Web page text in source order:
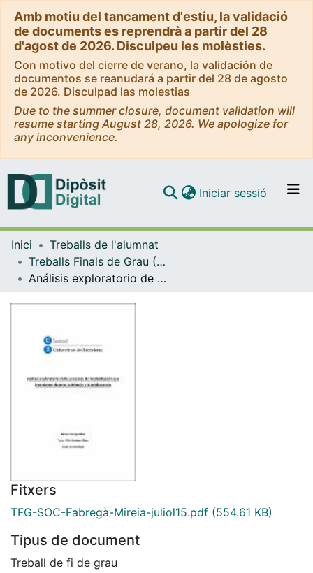
Amb motiu del tancament d'estiu, la validació
de documents es reprendrà a partir del 28
d'agost de 2026. Disculpeu les molèsties.
Con motivo del cierre de verano, la validación de
documentos se reanudará a partir del 28 de agosto
de 2026. Disculpad las molestias
Due to the summer closure, document validation will
resume starting August 28, 2026. We apologize for
any inconvenience.
Navega per tot el DD
Iniciar sessió (current)
Inici
Treballs de l'alumnat
Treballs Finals de Grau (TFG) - Sociologia
Análisis exploratorio de los procesos de medicalización que intervienen durante la infancia y la adolescencia
Fitxers
TFG-SOC-Fabregà-Mireia-juliol15.pdf (554.61 KB)
Tipus de document
Treball de fi de grau